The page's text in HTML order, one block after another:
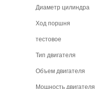
Диаметр цилиндра
Ход поршня
тестовое
Тип двигателя
Объем двигателя
Мощность двигателя